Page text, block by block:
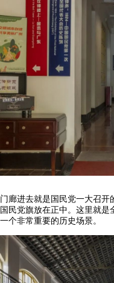
门廊进去就是国民党一大召开
国民党旗放在正中。这里就是
一个非常重要的历史场景。